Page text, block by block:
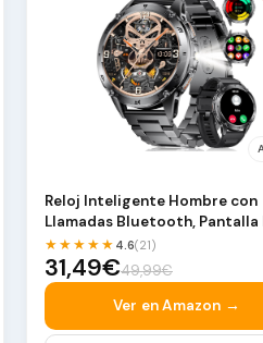
Reloj Inteligente Hombre con
Llamadas Bluetooth, Pantalla
Amoled 1.43″…
★★★★★ 4.6(21)
31,49€49,99€
Ver en Amazon →